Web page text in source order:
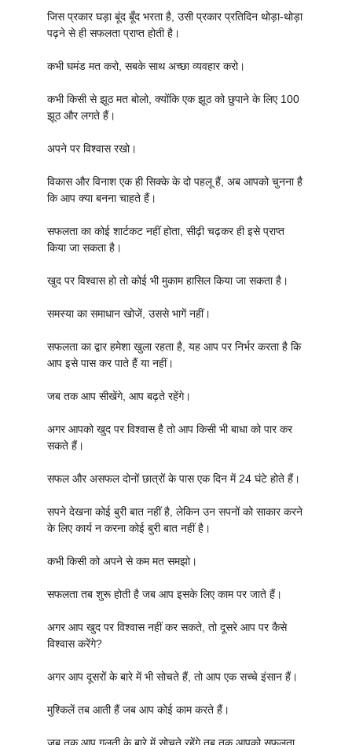
जिस प्रकार घड़ा बूंद बूँद भरता है, उसी प्रकार प्रतिदिन थोड़ा-थोड़ा
पढ़ने से ही सफलता प्राप्त होती है।
कभी घमंड मत करो, सबके साथ अच्छा व्यवहार करो।
कभी किसी से झूठ मत बोलो, क्योंकि एक झूठ को छुपाने के लिए 100
झूठ और लगते हैं।
अपने पर विश्वास रखो।
विकास और विनाश एक ही सिक्के के दो पहलू हैं, अब आपको चुनना है
कि आप क्या बनना चाहते हैं।
सफलता का कोई शार्टकट नहीं होता, सीढ़ी चढ़कर ही इसे प्राप्त
किया जा सकता है।
खुद पर विश्वास हो तो कोई भी मुकाम हासिल किया जा सकता है।
समस्या का समाधान खोजें, उससे भागें नहीं।
सफलता का द्वार हमेशा खुला रहता है, यह आप पर निर्भर करता है कि
आप इसे पास कर पाते हैं या नहीं।
जब तक आप सीखेंगे, आप बढ़ते रहेंगे।
अगर आपको खुद पर विश्वास है तो आप किसी भी बाधा को पार कर
सकते हैं।
सफल और असफल दोनों छात्रों के पास एक दिन में 24 घंटे होते हैं।
सपने देखना कोई बुरी बात नहीं है, लेकिन उन सपनों को साकार करने
के लिए कार्य न करना कोई बुरी बात नहीं है।
कभी किसी को अपने से कम मत समझो।
सफलता तब शुरू होती है जब आप इसके लिए काम पर जाते हैं।
अगर आप खुद पर विश्वास नहीं कर सकते, तो दूसरे आप पर कैसे
विश्वास करेंगे?
अगर आप दूसरों के बारे में भी सोचते हैं, तो आप एक सच्चे इंसान हैं।
मुश्किलें तब आती हैं जब आप कोई काम करते हैं।